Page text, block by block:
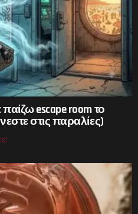
escape room το
στις παραλίες)